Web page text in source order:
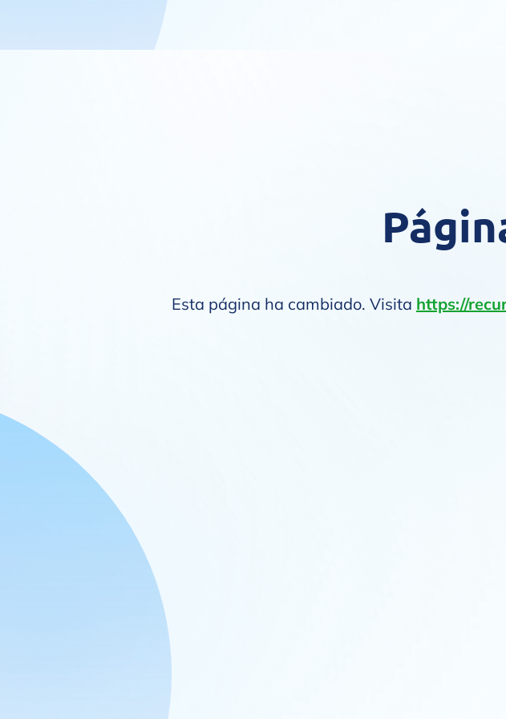
Esta página ha cambiado. Visita https://